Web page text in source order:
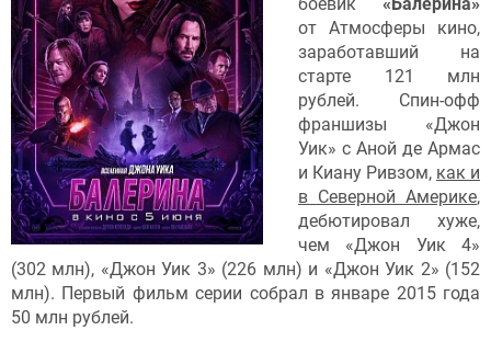
от Атмосферы кино,
заработавший на
старте 121 млн
рублей. Спин-офф
франшизы «Джон
Уик» с Аной де Армас
и Киану Ривзом, как и
в Северной Америке,
дебютировал хуже,
чем «Джон Уик 4»
(302 млн), «Джон Уик 3» (226 млн) и «Джон Уик 2» (152
млн). Первый фильм серии собрал в январе 2015 года
50 млн рублей.